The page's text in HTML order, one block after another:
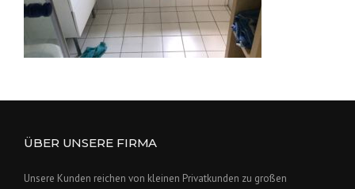
ÜBER UNSERE FIRMA
Unsere Kunden reichen von kleinen Privatkunden zu großen